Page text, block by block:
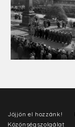
Jöjjön el hozzánk!
Közönségszolgálat